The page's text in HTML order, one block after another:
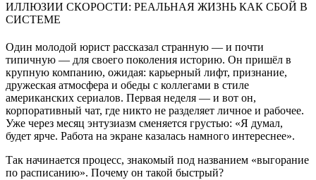
ИЛЛЮЗИИ СКОРОСТИ: РЕАЛЬНАЯ ЖИЗНЬ КАК СБОЙ В
СИСТЕМЕ
Один молодой юрист рассказал странную — и почти
типичную — для своего поколения историю. Он пришёл в
крупную компанию, ожидая: карьерный лифт, признание,
дружеская атмосфера и обеды с коллегами в стиле
американских сериалов. Первая неделя — и вот он,
корпоративный чат, где никто не разделяет личное и рабочее.
Уже через месяц энтузиазм сменяется грустью: «Я думал,
будет ярче. Работа на экране казалась намного интереснее».
Так начинается процесс, знакомый под названием «выгорание
по расписанию». Почему он такой быстрый?